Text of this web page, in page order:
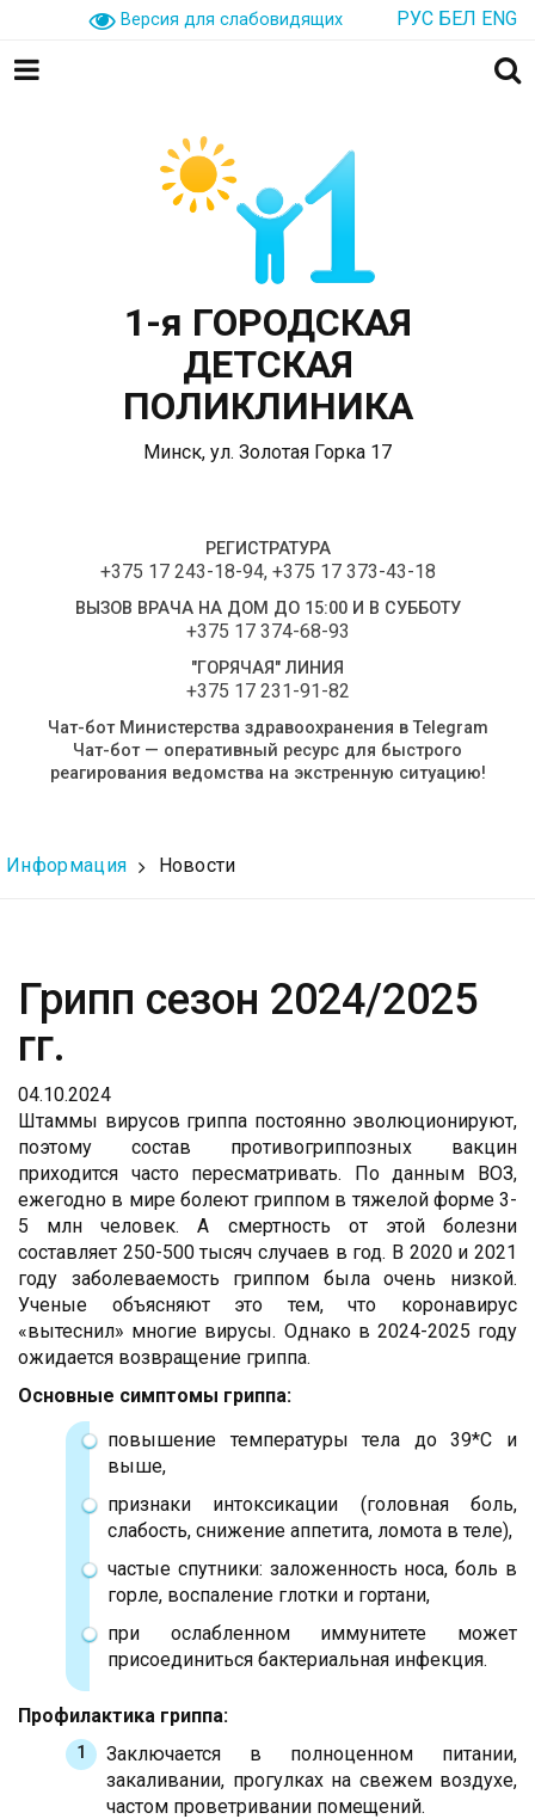
Версия для слабовидящих РУС БЕЛ ENG
1-я ГОРОДСКАЯ
ДЕТСКАЯ
ПОЛИКЛИНИКА
Минск, ул. Золотая Горка 17
РЕГИСТРАТУРА
+375 17 243-18-94, +375 17 373-43-18
ВЫЗОВ ВРАЧА НА ДОМ ДО 15:00 И В СУББОТУ
+375 17 374-68-93
"ГОРЯЧАЯ" ЛИНИЯ
+375 17 231-91-82
Чат-бот Министерства здравоохранения в Telegram
Чат-бот — оперативный ресурс для быстрого
реагирования ведомства на экстренную ситуацию!
Информация Новости
Грипп сезон 2024/2025
гг.
04.10.2024
Штаммы вирусов гриппа постоянно эволюционируют,
поэтому состав противогриппозных вакцин
приходится часто пересматривать. По данным ВОЗ,
ежегодно в мире болеют гриппом в тяжелой форме 3-
5 млн человек. А смертность от этой болезни
составляет 250-500 тысяч случаев в год. В 2020 и 2021
году заболеваемость гриппом была очень низкой.
Ученые объясняют это тем, что коронавирус
«вытеснил» многие вирусы. Однако в 2024-2025 году
ожидается возвращение гриппа.
Основные симптомы гриппа:
повышение температуры тела до 39*С и
выше,
признаки интоксикации (головная боль,
слабость, снижение аппетита, ломота в теле),
частые спутники: заложенность носа, боль в
горле, воспаление глотки и гортани,
при ослабленном иммунитете может
присоединиться бактериальная инфекция.
Профилактика гриппа:
Заключается в полноценном питании,
закаливании, прогулках на свежем воздухе,
частом проветривании помещений.